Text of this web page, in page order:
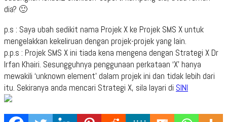
dia? 🙂
p.s : Saya ubah sedikit nama Projek X ke Projek SMS X untuk
mengelakkan kekeliruan dengan projek-projek yang lain.
p.p.s : Projek SMS X ini tiada kena mengena dengan Strategi X Dr
Irfan Khairi. Sesungguhnya penggunaan perkataan ‘X’ hanya
mewakili ‘unknown element’ dalam projek ini dan tidak lebih dari
itu. Sekiranya anda mencari Strategi X, sila layari di SINI